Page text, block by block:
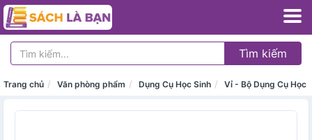
Tìm kiếm
Trang chủ Văn phòng phẩm Dụng Cụ Học Sinh Vỉ - Bộ Dụng Cụ Học